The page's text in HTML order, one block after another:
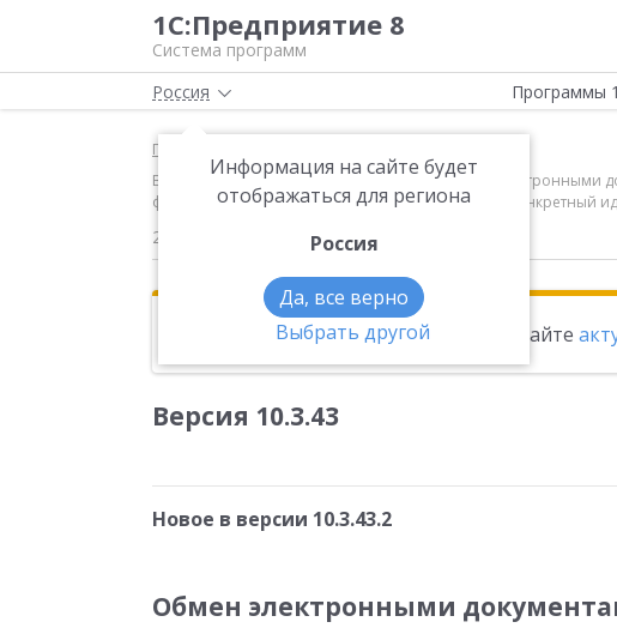
1С:Предприятие 8
Система программ
Россия
Информация на сайте будет
отображаться для региона
Россия
Да, все верно
Выбрать другой
Программы
Главная
Версия 10.3.43 Новое в версии 10.3.43.2 Обмен электронными
функционал отправки приглашений к обмену на конкретный
28.07.2017
Эта новость находится в архиве. Читайте
Версия 10.3.43
Новое в версии 10.3.43.2
Обмен электронными